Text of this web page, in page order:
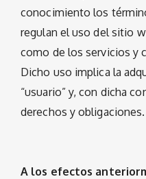
conocimiento los
regulan el uso del sitio
como de los servicios y
Dicho uso implica la
“usuario” y, con dicha
derechos y obligaciones.
A los efectos